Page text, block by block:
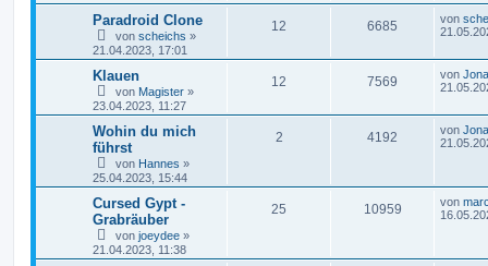
Paradroid Clone
von scheichs »
21.04.2023, 17:01
12 6685 von
Klauen
von Magister »
23.04.2023, 11:27
12 7569 von
Wohin du mich
führst
von Hannes »
25.04.2023, 15:44
2 4192 von
Cursed Gypt -
Grabräuber
von joeydee »
21.04.2023, 11:38
25 10959 von